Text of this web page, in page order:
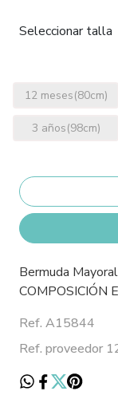
Seleccionar talla
12 meses(80cm)
3 años(98cm)
Bermuda
COMPOSICIÓN
Ref. A15844
Ref. proveedor